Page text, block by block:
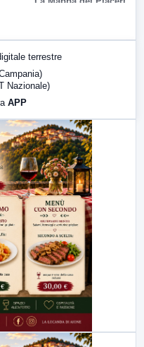
LabNews (replica)
terrestre
Nazionale)
APP